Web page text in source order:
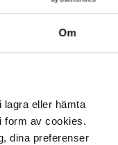
Om
lagra eller hämta
form av cookies.
dina preferenser